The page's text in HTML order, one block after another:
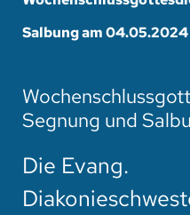
ENGAGEMENT
SERVICE
HOTEL
Salbung am 04.05.2024
Segnung und
Die Evang.